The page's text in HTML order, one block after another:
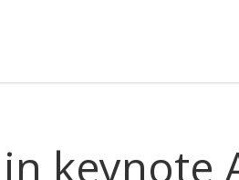
keynote